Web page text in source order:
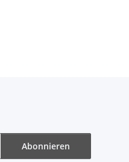
Abonnieren